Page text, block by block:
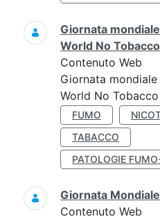
Giornata
World No
Contenuto Web
Giornata
World No
FUMO
TABACCO
PATOLOGIE
Giornata
Contenuto Web